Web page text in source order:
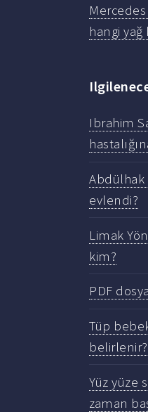
hangi yağ
Ibrahim
Abdülhak
evlendi?
Limak
kim?
PDF
Tüp
belirlenir?
Yüz yüze
zaman